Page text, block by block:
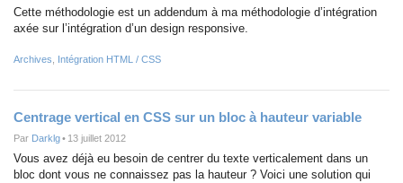
Cette méthodologie est un addendum à ma méthodologie d’intégration
axée sur l’intégration d’un design responsive.
Archives Intégration HTML / CSS
Centrage vertical en CSS sur un bloc à hauteur variable
Par Darklg• 13 juillet 2012
Vous avez déjà eu besoin de centrer du texte verticalement dans un
bloc dont vous ne connaissez pas la hauteur ? Voici une solution qui